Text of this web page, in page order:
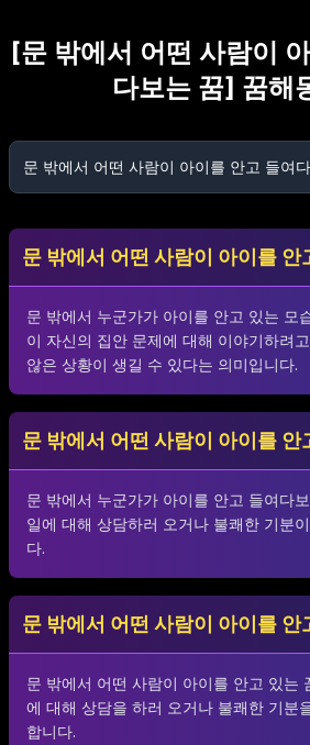
[문 밖에서 어떤 사람이
다보는 꿈] 꿈해
문 밖에서 어떤 사람이 아이를 안
문 밖에서 누군가가 아이를 안고 있는 모
이 자신의 집안 문제에 대해 이야기하려
않은 상황이 생길 수 있다는 의미입니다.
문 밖에서 어떤 사람이 아이를 안
문 밖에서 누군가가 아이를 안고 들여다
일에 대해 상담하러 오거나 불쾌한 기분
다.
문 밖에서 어떤 사람이 아이를 안
문 밖에서 어떤 사람이 아이를 안고 있는
에 대해 상담을 하러 오거나 불쾌한 기분
합니다.